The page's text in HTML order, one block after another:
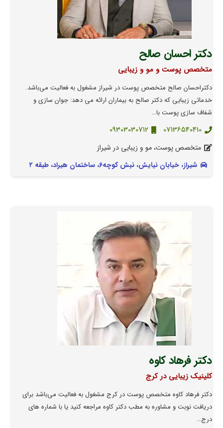
دکتر احسان صالح
متخصص پوست و مو و زیبایی
دکتراحسان صالح متخصص پوست در شیراز مشغول به فعالیت می‌باشد.
خدماتی زیبایی که دکتر صالح به بیماران ارائه می دهد: جوان سازی و
شفاف سازی پوست با…
07136540410
09303030712
متخصص پوست، مو و زیبایی در شیراز
شیراز، خیابان نیایش، نبش کوچه۶، ساختمان هیراد، طبقه ۲
دکتر فرهاد کاوه
کلینیک زیبایی در کرج
دکتر فرهاد کاوه متخصص پوست در کرج مشغول به فعالیت می‌باشد برای
دریافت نوبت و مشاوره به مطب دکتر کاوه مراجعه کنید یا با شماره های
درج…